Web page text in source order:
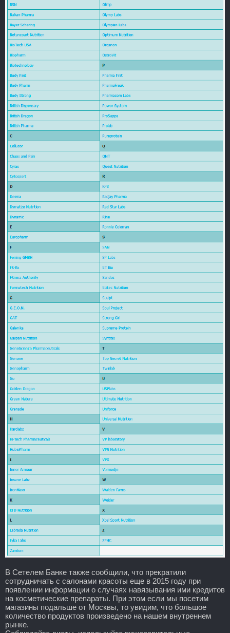
В Сетелем Банке также сообщили, что прекратили
сотрудничать с салонами красоты еще в 2015 году при
появлении информации о случаях навязывания ими кредитов
на косметические препараты. При этом если мы посетим
магазины подальше от Москвы, то увидим, что большое
количество продуктов произведено на нашем внутреннем
рынке.